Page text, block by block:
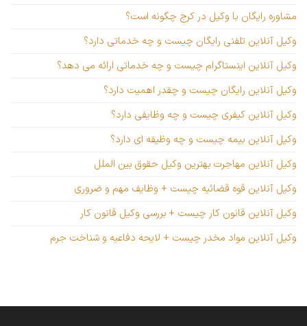
مشاوره رایگان با وکیل در کرج چگونه است؟
وکیل آنلاین تلفنی رایگان چیست و چه خدماتی دارد؟
وکیل آنلاین اینستاگرام چیست و چه خدماتی ارائه می دهد؟
وکیل آنلاین رایگان چیست و چقدر اهمیت دارد؟
وکیل آنلاین کیفری چیست و چه وظایفی دارد؟
وکیل آنلاین بیمه چیست و چه وظیفه ای دارد؟
وکیل آنلاین مهاجرت بهترین وکیل حقوق بین الملل
وکیل آنلاین قوه قضائیه چیست + وظایف مهم و ضروری
وکیل آنلاین قانون کار چیست + بررسی وکیل قانون کار
وکیل آنلاین مواد مخدر چیست + لایحه دفاعیه و شناخت جرم